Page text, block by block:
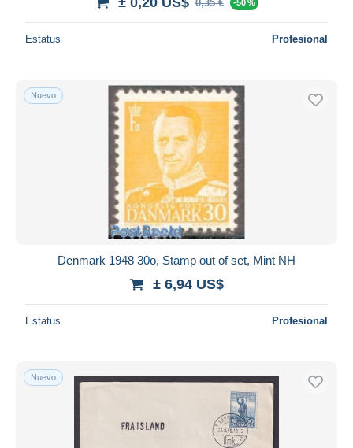
0,35 € -50 %
Estatus Profesional
Nuevo
Denmark 1948 30o, Stamp out of set, Mint NH
± 6,94 US$
Estatus Profesional
Nuevo